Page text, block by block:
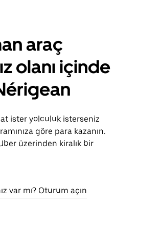
araç
olanı içinde
ister yolculuk isterseniz
göre para kazanın.
üzerinden kiralık bir
var mı? Oturum açın